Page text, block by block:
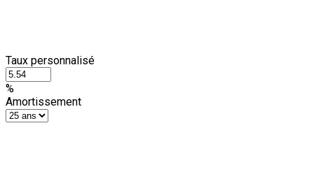
Taux personnalisé
%
Amortissement